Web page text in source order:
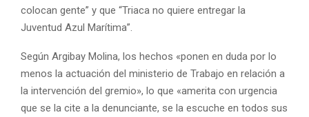
colocan gente” y que “Triaca no quiere entregar la
Juventud Azul Marítima”.
Según Argibay Molina, los hechos «ponen en duda por lo
menos la actuación del ministerio de Trabajo en relación a
la intervención del gremio», lo que «amerita con urgencia
que se la cite a la denunciante, se la escuche en todos sus